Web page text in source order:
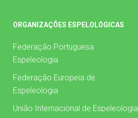
ORGANIZAÇÕES ESPELOLÓGICAS
Federação Portuguesa
Espeleologia
Federação Europeia de
Espeleologia
União Internacional de Espeleologia